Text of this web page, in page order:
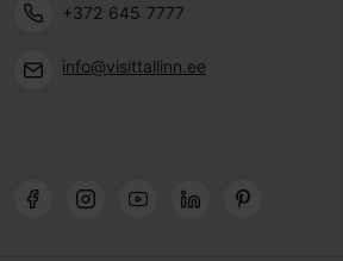
+372 645 7777
info@visittallinn.ee